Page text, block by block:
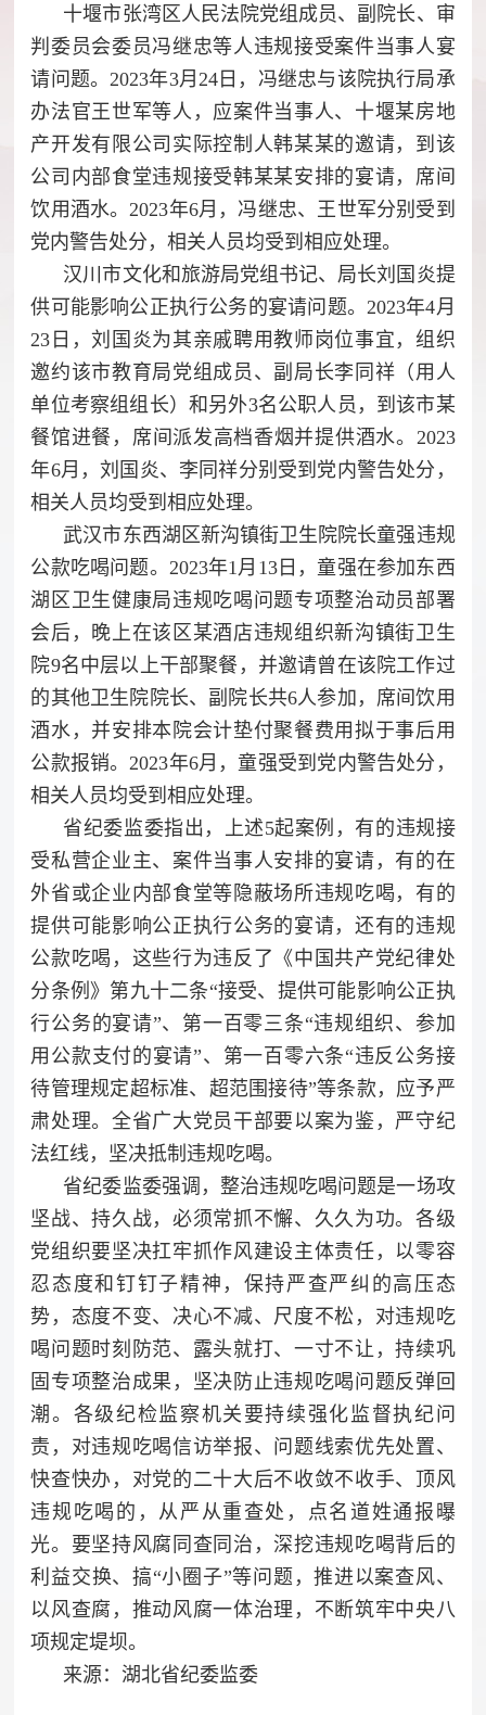
十堰市张湾区人民法院党组成员、副院长、审
判委员会委员冯继忠等人违规接受案件当事人宴
请问题。2023年3月24日，冯继忠与该院执行局承
办法官王世军等人，应案件当事人、十堰某房地
产开发有限公司实际控制人韩某某的邀请，到该
公司内部食堂违规接受韩某某安排的宴请，席间
饮用酒水。2023年6月，冯继忠、王世军分别受到
党内警告处分，相关人员均受到相应处理。
汉川市文化和旅游局党组书记、局长刘国炎提
供可能影响公正执行公务的宴请问题。2023年4月
23日，刘国炎为其亲戚聘用教师岗位事宜，组织
邀约该市教育局党组成员、副局长李同祥（用人
单位考察组组长）和另外3名公职人员，到该市某
餐馆进餐，席间派发高档香烟并提供酒水。2023
年6月，刘国炎、李同祥分别受到党内警告处分，
相关人员均受到相应处理。
武汉市东西湖区新沟镇街卫生院院长童强违规
公款吃喝问题。2023年1月13日，童强在参加东西
湖区卫生健康局违规吃喝问题专项整治动员部署
会后，晚上在该区某酒店违规组织新沟镇街卫生
院9名中层以上干部聚餐，并邀请曾在该院工作过
的其他卫生院院长、副院长共6人参加，席间饮用
酒水，并安排本院会计垫付聚餐费用拟于事后用
公款报销。2023年6月，童强受到党内警告处分，
相关人员均受到相应处理。
省纪委监委指出，上述5起案例，有的违规接
受私营企业主、案件当事人安排的宴请，有的在
外省或企业内部食堂等隐蔽场所违规吃喝，有的
提供可能影响公正执行公务的宴请，还有的违规
公款吃喝，这些行为违反了《中国共产党纪律处
分条例》第九十二条“接受、提供可能影响公正执
行公务的宴请”、第一百零三条“违规组织、参加
用公款支付的宴请”、第一百零六条“违反公务接
待管理规定超标准、超范围接待”等条款，应予严
肃处理。全省广大党员干部要以案为鉴，严守纪
法红线，坚决抵制违规吃喝。
省纪委监委强调，整治违规吃喝问题是一场攻
坚战、持久战，必须常抓不懈、久久为功。各级
党组织要坚决扛牢抓作风建设主体责任，以零容
忍态度和钉钉子精神，保持严查严纠的高压态
势，态度不变、决心不减、尺度不松，对违规吃
喝问题时刻防范、露头就打、一寸不让，持续巩
固专项整治成果，坚决防止违规吃喝问题反弹回
潮。各级纪检监察机关要持续强化监督执纪问
责，对违规吃喝信访举报、问题线索优先处置、
快查快办，对党的二十大后不收敛不收手、顶风
违规吃喝的，从严从重查处，点名道姓通报曝
光。要坚持风腐同查同治，深挖违规吃喝背后的
利益交换、搞“小圈子”等问题，推进以案查风、
以风查腐，推动风腐一体治理，不断筑牢中央八
项规定堤坝。
来源：湖北省纪委监委